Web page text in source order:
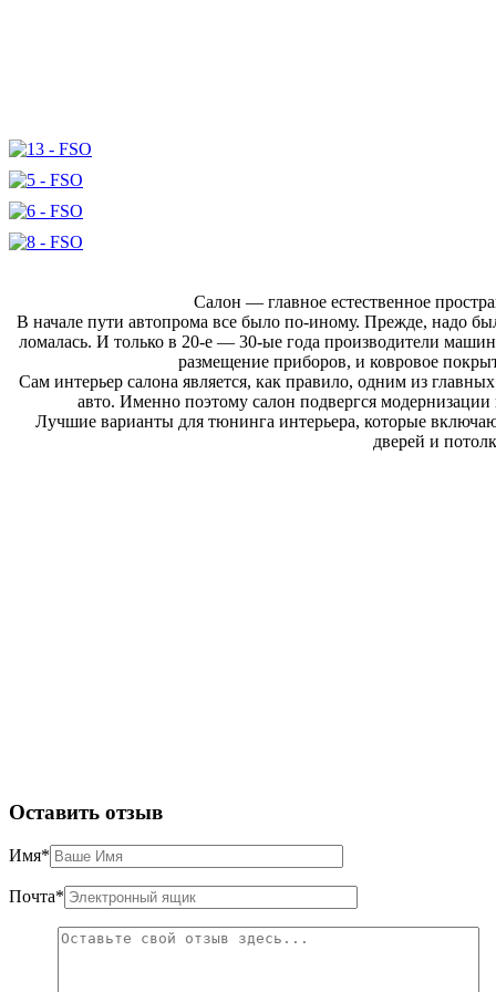
Салон — главное естественное
В начале пути автопрома все было по-иному. Прежде, надо
ломалась. И только в 20-е — 30-ые года производители
размещение приборов, и ковровое
Сам интерьер салона является, как правило, одним из
авто. Именно поэтому салон подвергся
Лучшие варианты для тюнинга интерьера, которые
дверей и
Оставить отзыв
Имя*
Почта*